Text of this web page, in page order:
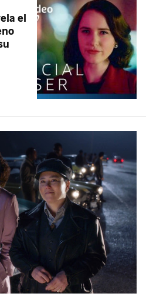
el